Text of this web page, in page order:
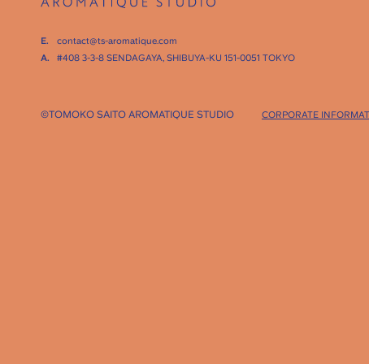
E.
contact@ts-aromatique.com
A.
#408 3-3-8 SENDAGAYA, SHIBUYA-KU 151-0051 TOKYO
©TOMOKO SAITO AROMATIQUE STUDIO CORPORATE